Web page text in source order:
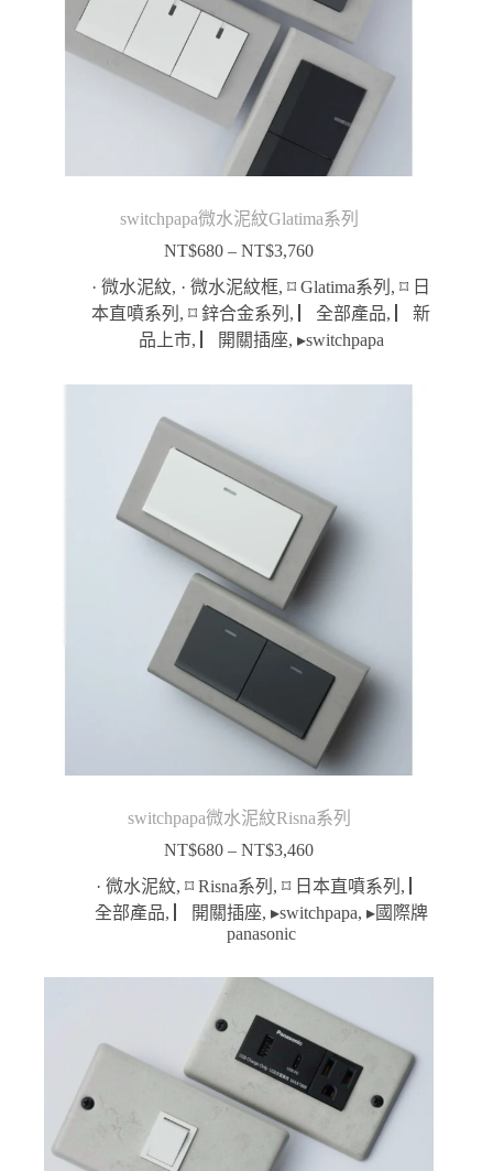
switchpapa微水泥紋Glatima系列
NT$680 – NT$3,760價
格
範
圍：
NT$680
到
· 微水泥紋, · 微水泥紋框,⌑ Glatima系列 ,⌑ 日
本直噴系列 ,⌑ 鋅合金系列 , ▏全部產品,
▏新
品上市, ▏開關插座, ▸switchpapa
switchpapa微水泥紋Risna系列
NT$680 – NT$3,460價
格
範
到
NT$3,460
· 微水泥紋, ⌑ Risna系列 , ⌑ 日本直噴系列 ,
全部產品, ▏開關插座, ▸switchpapa, ▸國際牌
panasonic